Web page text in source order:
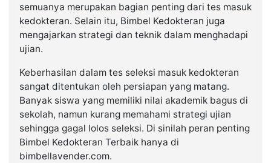
semuanya merupakan bagian penting dari tes masuk
kedokteran. Selain itu, Bimbel Kedokteran juga
mengajarkan strategi dan teknik dalam menghadapi
ujian.
Keberhasilan dalam tes seleksi masuk kedokteran
sangat ditentukan oleh persiapan yang matang.
Banyak siswa yang memiliki nilai akademik bagus di
sekolah, namun kurang memahami strategi ujian
sehingga gagal lolos seleksi. Di sinilah peran penting
Bimbel Kedokteran Terbaik hanya di
bimbellavender.com.